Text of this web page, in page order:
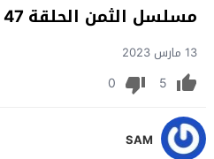
مسلسل الثمن الحلقة 47
13 مارس 2023
5
0
SAM